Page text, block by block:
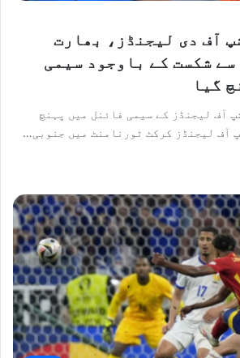
آف دی لیجنڈز، بھارت
شکست کے باوجود سیمی
گیا
آف لیجنڈز کے سیمی فائنل میں پہنچ
آف لیجنڈز کرکٹ ٹورنامنٹ میں جنوبی…